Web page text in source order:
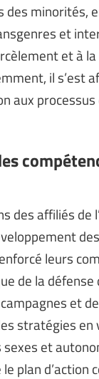
des minorités,
et
et à
il s’est
aux
des affiliés de
leurs
de la
et
stratégies en
sexes et
plan d’action